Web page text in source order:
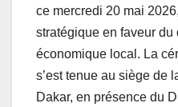
ce mercredi 20 mai
stratégique en faveur du
économique local. La
s’est tenue au siège de
Dakar, en présence du